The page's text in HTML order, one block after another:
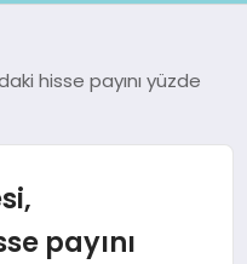
hisse payını yüzde
payını